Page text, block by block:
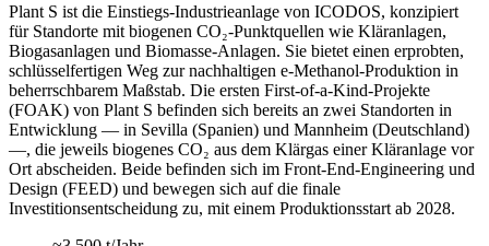
Plant S ist die Einstiegs-Industrieanlage von ICODOS, konzipiert
für Standorte mit biogenen CO₂-Punktquellen wie Kläranlagen,
Biogasanlagen und Biomasse-Anlagen. Sie bietet einen erprobten,
schlüsselfertigen Weg zur nachhaltigen e-Methanol-Produktion in
beherrschbarem Maßstab. Die ersten First-of-a-Kind-Projekte
(FOAK) von Plant S befinden sich bereits an zwei Standorten in
Entwicklung — in Sevilla (Spanien) und Mannheim (Deutschland)
—, die jeweils biogenes CO₂ aus dem Klärgas einer Kläranlage vor
Ort abscheiden. Beide befinden sich im Front-End-Engineering und
Design (FEED) und bewegen sich auf die finale
Investitionsentscheidung zu, mit einem Produktionsstart ab 2028.